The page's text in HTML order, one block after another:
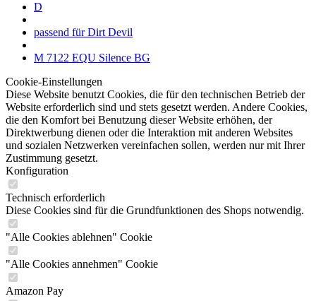
D
passend für Dirt Devil
M 7122 EQU Silence BG
Cookie-Einstellungen
Diese Website benutzt Cookies, die für den technischen Betrieb der
Website erforderlich sind und stets gesetzt werden. Andere Cookies,
die den Komfort bei Benutzung dieser Website erhöhen, der
Direktwerbung dienen oder die Interaktion mit anderen Websites
und sozialen Netzwerken vereinfachen sollen, werden nur mit Ihrer
Zustimmung gesetzt.
Konfiguration
Technisch erforderlich
Diese Cookies sind für die Grundfunktionen des Shops notwendig.
"Alle Cookies ablehnen" Cookie
"Alle Cookies annehmen" Cookie
Amazon Pay